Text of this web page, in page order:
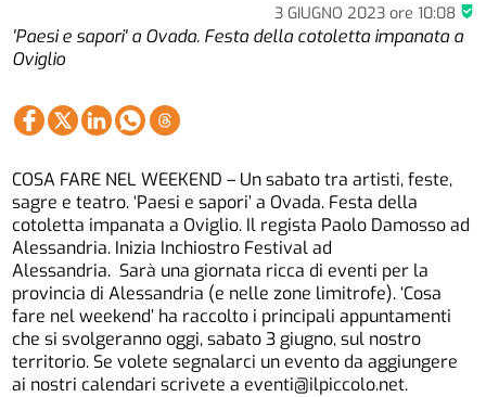
3 GIUGNO 2023 ore 10:08
'Paesi e sapori' a Ovada. Festa della cotoletta impanata a
Oviglio
COSA FARE NEL WEEKEND – Un sabato tra artisti, feste,
sagre e teatro. ‘Paesi e sapori’ a Ovada. Festa della
cotoletta impanata a Oviglio. Il regista Paolo Damosso ad
Alessandria. Inizia Inchiostro Festival ad
Alessandria. Sarà una giornata ricca di eventi per la
provincia di Alessandria (e nelle zone limitrofe). ‘Cosa
fare nel weekend’ ha raccolto i principali appuntamenti
che si svolgeranno oggi, sabato 3 giugno, sul nostro
territorio. Se volete segnalarci un evento da aggiungere
ai nostri calendari scrivete a eventi@ilpiccolo.net.